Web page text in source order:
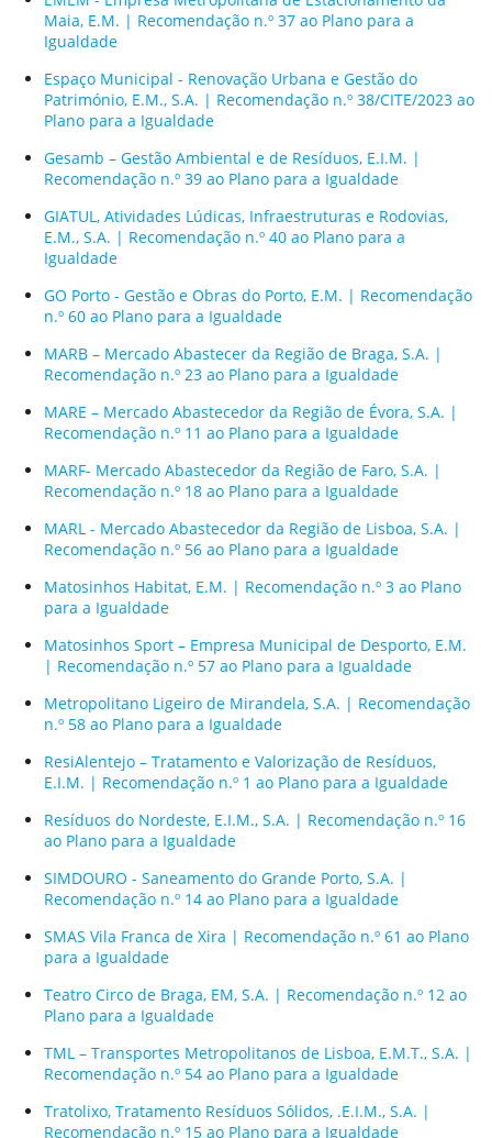
Maia, E.M. | Recomendação n.º 37 ao Plano para a
Igualdade
Espaço Municipal - Renovação Urbana e Gestão do
Património, E.M., S.A. | Recomendação n.º 38/CITE/2023 ao
Plano para a Igualdade
Gesamb – Gestão Ambiental e de Resíduos, E.I.M. |
Recomendação n.º 39 ao Plano para a Igualdade
GIATUL, Atividades Lúdicas, Infraestruturas e Rodovias,
E.M., S.A. | Recomendação n.º 40 ao Plano para a
Igualdade
GO Porto - Gestão e Obras do Porto, E.M. | Recomendação
n.º 60 ao Plano para a Igualdade
MARB – Mercado Abastecer da Região de Braga, S.A. |
Recomendação n.º 23 ao Plano para a Igualdade
MARE – Mercado Abastecedor da Região de Évora, S.A. |
Recomendação n.º 11 ao Plano para a Igualdade
MARF- Mercado Abastecedor da Região de Faro, S.A. |
Recomendação n.º 18 ao Plano para a Igualdade
MARL - Mercado Abastecedor da Região de Lisboa, S.A. |
Recomendação n.º 56 ao Plano para a Igualdade
Matosinhos Habitat, E.M. | Recomendação n.º 3 ao Plano
para a Igualdade
Matosinhos Sport – Empresa Municipal de Desporto, E.M.
| Recomendação n.º 57 ao Plano para a Igualdade
Metropolitano Ligeiro de Mirandela, S.A. | Recomendação
n.º 58 ao Plano para a Igualdade
ResiAlentejo – Tratamento e Valorização de Resíduos,
E.I.M. | Recomendação n.º 1 ao Plano para a Igualdade
Resíduos do Nordeste, E.I.M., S.A. | Recomendação n.º 16
ao Plano para a Igualdade
SIMDOURO - Saneamento do Grande Porto, S.A. |
Recomendação n.º 14 ao Plano para a Igualdade
SMAS Vila Franca de Xira | Recomendação n.º 61 ao Plano
para a Igualdade
Teatro Circo de Braga, EM, S.A. | Recomendação n.º 12 ao
Plano para a Igualdade
TML – Transportes Metropolitanos de Lisboa, E.M.T., S.A. |
Recomendação n.º 54 ao Plano para a Igualdade
Tratolixo, Tratamento Resíduos Sólidos, .E.I.M., S.A. |
Recomendação n.º 15 ao Plano para a Igualdade